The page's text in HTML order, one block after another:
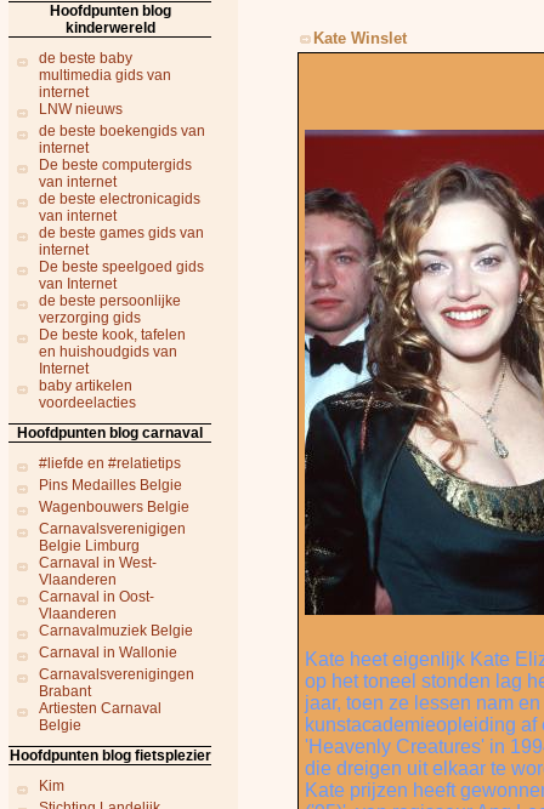
Hoofdpunten blog
kinderwereld
de beste baby
multimedia gids van
internet
LNW nieuws
de beste boekengids van
internet
De beste computergids
van internet
de beste electronicagids
van internet
de beste games gids van
internet
De beste speelgoed gids
van Internet
de beste persoonlijke
verzorging gids
De beste kook, tafelen
en huishoudgids van
Internet
baby artikelen
voordeelacties
Hoofdpunten blog carnaval
#liefde en #relatietips
Pins Medailles Belgie
Wagenbouwers Belgie
Carnavalsverenigigen
Belgie Limburg
Carnaval in West-
Vlaanderen
Carnaval in Oost-
Vlaanderen
Carnavalmuziek Belgie
Carnaval in Wallonie
Carnavalsverenigingen
Brabant
Artiesten Carnaval
Belgie
Hoofdpunten blog fietsplezier
Kim
Kate Winslet
Kate heet eigenlijk Kate
op het toneel stonden lag
jaar, toen ze lessen nam
kunstacademieopleiding
'Heavenly Creatures' in
die dreigen uit elkaar te
Kate prijzen heeft